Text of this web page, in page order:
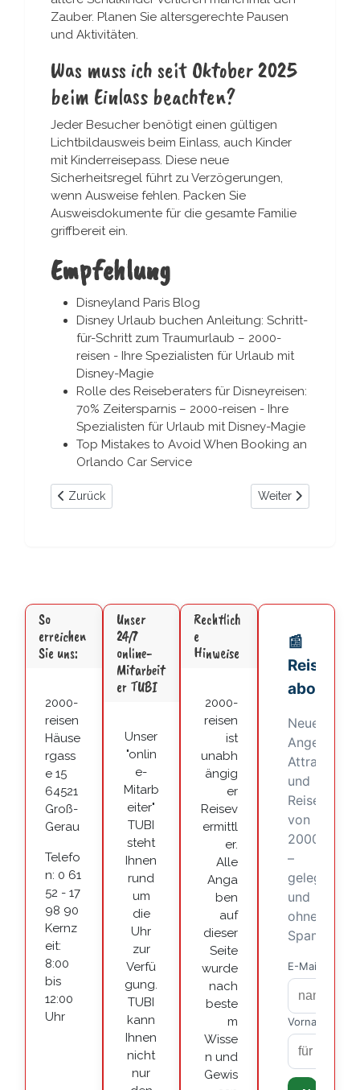
Zauber. Planen Sie altersgerechte Pausen
und Aktivitäten.
Was muss ich seit Oktober 2025
beim Einlass beachten?
Jeder Besucher benötigt einen gültigen
Lichtbildausweis beim Einlass, auch Kinder
mit Kinderreisepass. Diese neue
Sicherheitsregel führt zu Verzögerungen,
wenn Ausweise fehlen. Packen Sie
Ausweisdokumente für die gesamte Familie
griffbereit ein.
Empfehlung
Disneyland Paris Blog
Disney Urlaub buchen Anleitung: Schritt-
für-Schritt zum Traumurlaub – 2000-
reisen - Ihre Spezialisten für Urlaub mit
Disney-Magie
Rolle des Reiseberaters für Disneyreisen:
70% Zeitersparnis – 2000-reisen - Ihre
Spezialisten für Urlaub mit Disney-Magie
Top Mistakes to Avoid When Booking an
Orlando Car Service
Vorheriger Beitrag: Disneyland Paris restaurant tipps für
Zurück Nächster Beitrag:
Weiter
So
erreichen
Sie uns:
2000-
reisen
Häuse
rgass
e 15
64521
Groß-
Gerau
Telefo
n: 0 61
52 - 17
98 90
Kernz
eit:
8:00
bis
12:00
Uhr
Unser
24/7
online-
Mitarbeit
er TUBI
Unser
"onlin
e-
Mitarb
eiter"
TUBI
steht
Ihnen
rund
um
die
Uhr
zur
Verfü
gung.
TUBI
kann
Ihnen
nicht
nur
Rechtlich
e
Hinweise
2000-
reisen
ist
unabh
ängig
er
Reisev
ermittl
er.
Alle
Anga
ben
auf
dieser
Seite
wurde
nach
beste
m
Wisse
n und
Gewis